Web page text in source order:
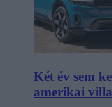
Két év sem
amerikai